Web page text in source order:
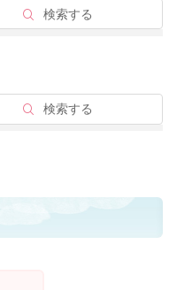
検索する
検索する